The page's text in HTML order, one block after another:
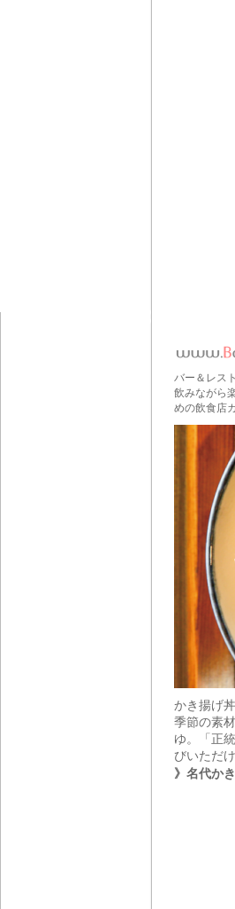
バー＆レス
飲みながら
めの飲食店
かき揚げ
季節の素
ゆ。「正
びいただ
》名代か